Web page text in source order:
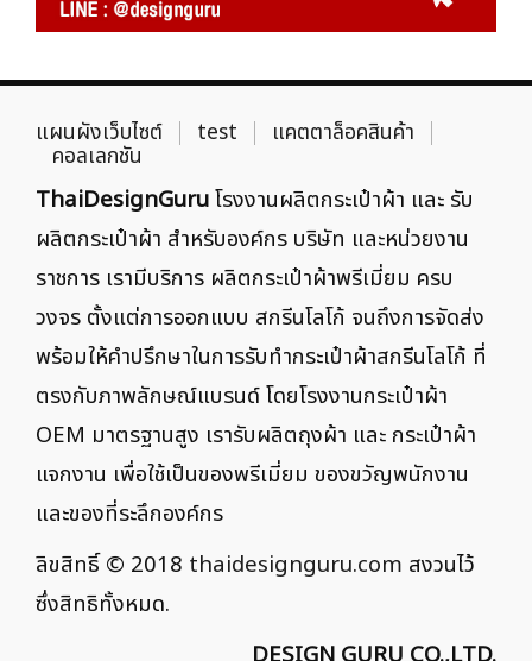
แผนผังเว็บไซต์ test แคตตาล็อคสินค้า
คอลเลกชัน
ThaiDesignGuruโรงงานผลิตกระเป๋าผ้า และ รับ
ผลิตกระเป๋าผ้า สำหรับองค์กร บริษัท และหน่วยงาน
ราชการ เรามีบริการ ผลิตกระเป๋าผ้าพรีเมี่ยม ครบ
วงจร ตั้งแต่การออกแบบ สกรีนโลโก้ จนถึงการจัดส่ง
พร้อมให้คำปรึกษาในการรับทำกระเป๋าผ้าสกรีนโลโก้ ที่
ตรงกับภาพลักษณ์แบรนด์ โดยโรงงานกระเป๋าผ้า
OEM มาตรฐานสูง เรารับผลิตถุงผ้า และ กระเป๋าผ้า
แจกงาน เพื่อใช้เป็นของพรีเมี่ยม ของขวัญพนักงาน
และของที่ระลึกองค์กร
ลิขสิทธิ์ © 2018 thaidesignguru.com สงวนไว้
ซึ่งสิทธิทั้งหมด.